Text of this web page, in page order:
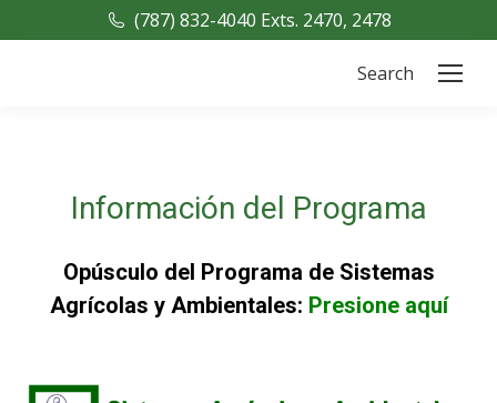
(787) 832-4040 Exts. 2470, 2478
Search:
Search
Información del Programa
Opúsculo del Programa de Sistemas
Agrícolas y Ambientales: Presione aquí